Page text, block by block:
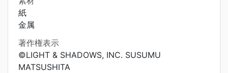
紙
金属
著作権表示
©LIGHT & SHADOWS, INC. SUSUMU
MATSUSHITA